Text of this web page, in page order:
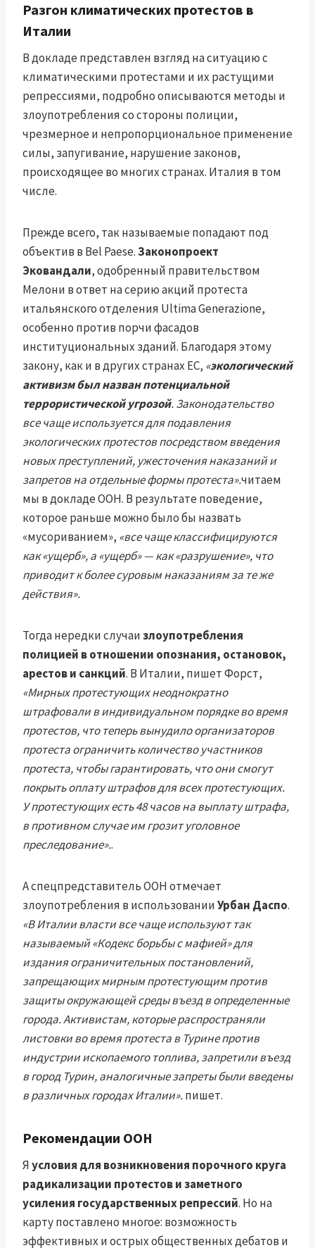
Разгон климатических протестов в
Италии
В докладе представлен взгляд на ситуацию с
климатическими протестами и их растущими
репрессиями, подробно описываются методы и
злоупотребления со стороны полиции,
чрезмерное и непропорциональное применение
силы, запугивание, нарушение законов,
происходящее во многих странах. Италия в том
числе.
Прежде всего, так называемые попадают под
объектив в Bel Paese.Законопроект
Эковандали, одобренный правительством
Мелони в ответ на серию акций протеста
итальянского отделения Ultima Generazione,
особенно против порчи фасадов
институциональных зданий. Благодаря этому
закону, как и в других странах ЕС, «экологический
активизм был назван потенциальной
террористической угрозой. Законодательство
все чаще используется для подавления
экологических протестов посредством введения
новых преступлений, ужесточения наказаний и
запретов на отдельные формы протеста».читаем
мы в докладе ООН. В результате поведение,
которое раньше можно было бы назвать
«мусориванием», «все чаще классифицируются
как «ущерб», а «ущерб» — как «разрушение», что
приводит к более суровым наказаниям за те же
действия».
Тогда нередки случаизлоупотребления
полицией в отношении опознания, остановок,
арестов и санкций. В Италии, пишет Форст,
«Мирных протестующих неоднократно
штрафовали в индивидуальном порядке во время
протестов, что теперь вынудило организаторов
протеста ограничить количество участников
протеста, чтобы гарантировать, что они смогут
покрыть оплату штрафов для всех протестующих.
У протестующих есть 48 часов на выплату штрафа,
в противном случае им грозит уголовное
преследование»..
А спецпредставитель ООН отмечает
злоупотребления в использованииУрбан Даспо.
«В Италии власти все чаще используют так
называемый «Кодекс борьбы с мафией» для
издания ограничительных постановлений,
запрещающих мирным протестующим против
защиты окружающей среды въезд в определенные
города. Активистам, которые распространяли
листовки во время протеста в Турине против
индустрии ископаемого топлива, запретили въезд
в город Турин, аналогичные запреты были введены
в различных городах Италии».пишет.
Рекомендации ООН
Яусловия для возникновения порочного круга
радикализации протестов и заметного
усиления государственных репрессий. Но на
карту поставлено многое: возможность
эффективных и острых общественных дебатов и